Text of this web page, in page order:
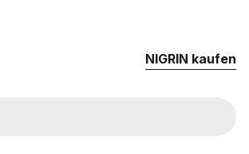
NIG­RIN kau­fen